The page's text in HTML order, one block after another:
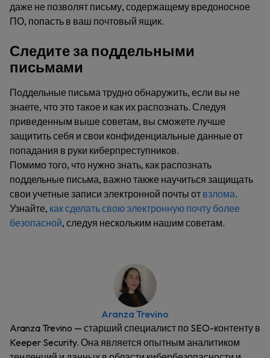
даже не позволят письму, содержащему вредоносное
ПО, попасть в ваш почтовый ящик.
Следите за поддельными
письмами
Поддельные письма трудно обнаружить, если вы не
знаете, что это такое и как их распознать. Следуя
приведенным выше советам, вы сможете лучше
защитить себя и свои конфиденциальные данные от
попадания в руки киберпреступников.
Помимо того, что нужно знать, как распознать
поддельные письма, важно также научиться защищать
свои учетные записи электронной почты от взлома.
Узнайте, как сделать свою электронную почту более
безопасной, следуя нескольким нашим советам.
Aranza Trevino
Aranza Trevino — старший специалист по SEO-контенту в
Keeper Security. Она является опытным аналитиком